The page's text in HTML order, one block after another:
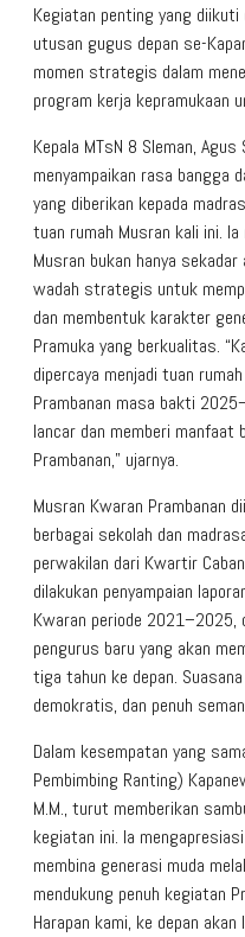
Kegiatan penting yang diikuti
utusan gugus depan se-
momen strategis dalam
program kerja kepramukaan
Kepala MTsN 8 Sleman,
menyampaikan rasa bangga
yang diberikan kepada
tuan rumah Musran kali ini.
Musran bukan hanya
wadah strategis untuk
dan membentuk karakter
Pramuka yang berkualitas.
dipercaya menjadi tuan
Prambanan masa bakti
lancar dan memberi manfaat
Prambanan,” ujarnya.
Musran Kwaran Prambanan
berbagai sekolah dan
perwakilan dari Kwartir
dilakukan penyampaian
Kwaran periode 2021–2025,
pengurus baru yang akan
tiga tahun ke depan.
demokratis, dan penuh
Dalam kesempatan yang
Pembimbing Ranting)
M.M., turut memberikan
kegiatan ini. Ia
membina generasi muda
mendukung penuh kegiatan
Harapan kami, ke depan